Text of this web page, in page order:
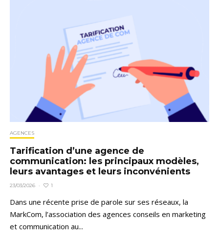
AGENCES
Tarification d’une agence de
communication: les principaux modèles,
leurs avantages et leurs inconvénients
23/03/2026 · 1
Dans une récente prise de parole sur ses réseaux, la
MarkCom, l’association des agences conseils en marketing
et communication au...